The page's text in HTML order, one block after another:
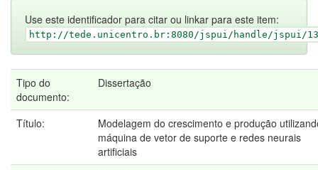
Use este identificador para citar ou linkar para este item:
http://tede.unicentro.br:8080/jspui/handle/jspui/
Tipo do
documento:
Dissertação
Título:
Modelagem do crescimento e produção
máquina de vetor de suporte e redes neurais
artificiais